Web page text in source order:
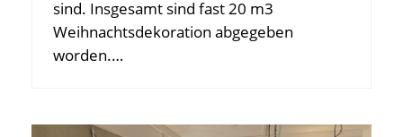
sind. Insgesamt sind fast 20 m3
Weihnachtsdekoration abgegeben
worden.…